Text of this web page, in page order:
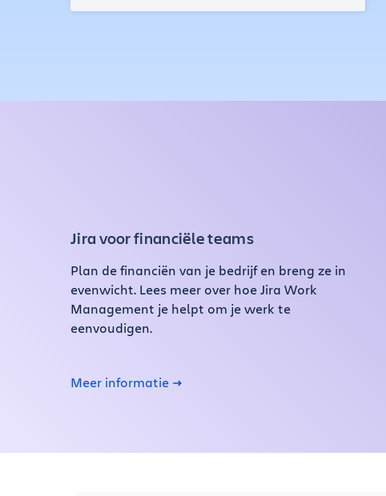
Jira voor financiële teams
Plan de financiën van je bedrijf en breng ze in
evenwicht. Lees meer over hoe Jira Work
Management je helpt om je werk te
eenvoudigen.
Meer informatie